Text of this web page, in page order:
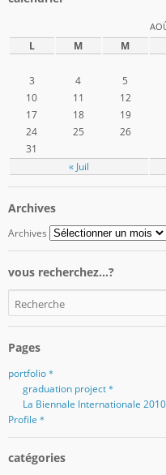
L M M
« Juil
3
4 5
10
11 12
17
18 19
24
25 26
31
Archives
Archives
vous recherchez…?
Pages
portfolio＊
graduation project＊
La Biennale Internationale
Profile＊
catégories